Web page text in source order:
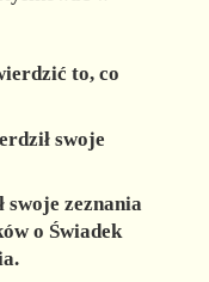
to, co
swoje
swoje zeznania
o Świadek